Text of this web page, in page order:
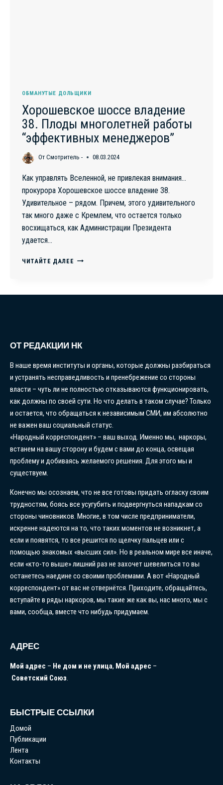
ОБМАНУТЫЕ ДОЛЬЩИКИ
Хорошевское шоссе владение
38. Плоды многолетней работы
“эффективных менеджеров”
От Смотритель - 08.03.2024
Как управлять Вселенной, не привлекая внимания…
прокурора Хорошевское шоссе владение 38.
Удивительное – рядом. Причем, этого удивительного
так много даже с Кремлем, что остается только
восхищаться, как Администрации Президента
удается…
ЧИТАЙТЕ ДАЛЕЕ ХОРОШЕВСКОЕ
ОТ РЕДАКЦИИ НК
В наше время институты и органы, которые должны разбираться
и устранять несправедливость и пренебрежение со стороны
власти – чуть ли не полностью отказываются функционировать,
как должны по своей сути. Но что делать в таком случае? Только
и остается, что обращаться к независимым СМИ, им абсолютно
не важен ваш социальный статус.
«Народный корреспондент» – ваш выход. Именно мы, наркоры,
встанем на вашу сторону и будем с вами до конца, освещая
проблему и добиваясь желаемого решения. Для этого мы и
существуем.
Конечно мы осознаем, что не все готовы придать огласку своим
трудностям, боясь все усугубить и подвергнуться нападкам со
стороны чиновников. Многие, в том числе предприниматели,
искренне надеются на то, что таких моментов не возникнет, а
если и появятся, то все решится по щелчку пальцев или с
помощью знакомых «высших сил». Но в реальном мире все иначе,
если «кто-то выше» лишний раз не захочет шевелиться то вы
останетесь наедине со своими проблемами. А вот «Народный
корреспондент» от вас не отвернётся. Приходите, обращайтесь,
вступайте в ряды наркоров, мы такие же как вы, нас много, мы с
вами, сообща, вместе что нибудь придумаем.
АДРЕС
Мой адрес – Не дом и не улица, Мой адрес –
Советский Союз.
БЫСТРЫЕ ССЫЛКИ
Домой
Публикации
Лента
Контакты